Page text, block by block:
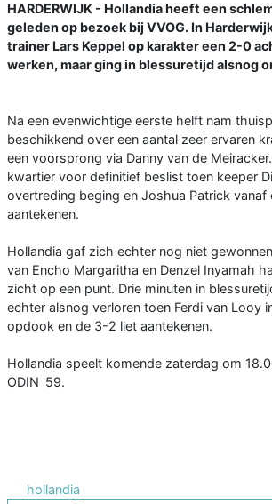
HARDERWIJK - Hollandia heeft een
geleden op bezoek bij VVOG. In
trainer Lars Keppel op karakter een 2-0
werken, maar ging in blessuretijd alsnog
Na een evenwichtige eerste helft nam
beschikkend over een aantal zeer ervaren
een voorsprong via Danny van de
kwartier voor definitief beslist toen keeper
overtreding beging en Joshua Patrick
aantekenen.
Hollandia gaf zich echter nog niet
van Encho Margaritha en Denzel Inyamah
zicht op een punt. Drie minuten in
echter alsnog verloren toen Ferdi van Looy
opdook en de 3-2 liet aantekenen.
Hollandia speelt komende zaterdag om
ODIN '59.
hollandia